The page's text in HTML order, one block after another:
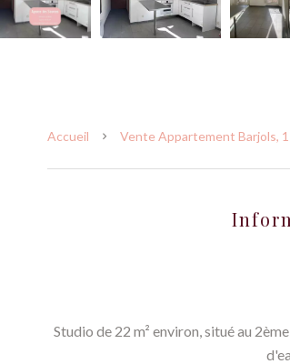
Accueil Vente Appartement Barjols, 1
Studio de 22 m² environ, situé au